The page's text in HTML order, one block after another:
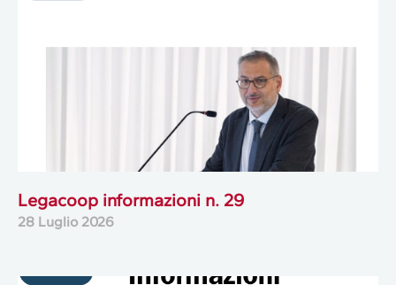
Legacoop informazioni n. 29
28 Luglio 2026